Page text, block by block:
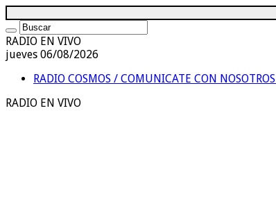
RADIO EN VIVO
jueves 06/08/2026
RADIO COSMOS / COMUNICATE CON NOSOTROS
RADIO EN VIVO